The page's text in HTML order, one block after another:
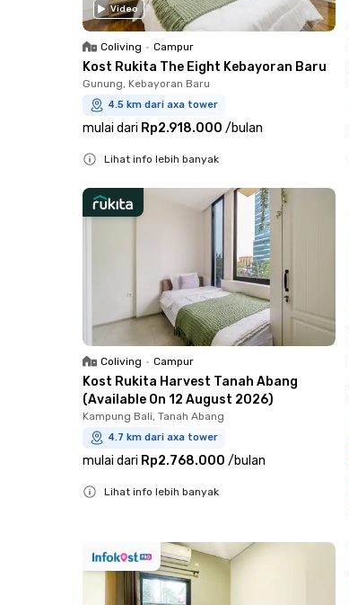
Video
Coliving • Campur
Kost Rukita The Eight Kebayoran Baru
Gunung, Kebayoran Baru
4.5 km dari axa tower
mulai dari Rp2.918.000 /bulan
Lihat info lebih banyak
Coliving • Campur
Kost Rukita Harvest Tanah Abang
(Available On 12 August 2026)
Kampung Bali, Tanah Abang
4.7 km dari axa tower
mulai dari Rp2.768.000 /bulan
Lihat info lebih banyak